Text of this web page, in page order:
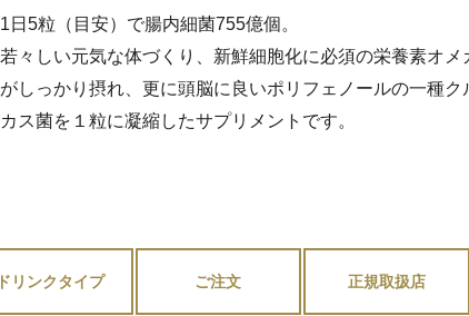
1日5粒（目安）で腸内細菌755億個。
若々しい元気な体づくり、新鮮細胞化に必須の栄養素オ
がしっかり摂れ、更に頭脳に良いポリフェノールの一種ク
カス菌を１粒に凝縮したサプリメントです。
ドリンクタイプ ご注文 正規取扱店